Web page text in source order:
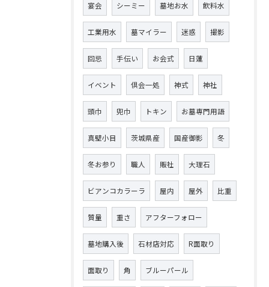
宴会 シーミー 墓地お水 飲料水
工業用水 墓マイラー 迷惑 撮影
回忌 手伝い お会式 日蓮
イベント 倶会一処 神式 神社
頭巾 兜巾 トキン お墓専門用語
真壁小目 茨城県産 国産御影 冬
冬お参り 職人 販社 大理石
ビアンコカラーラ 屋内 屋外 比重
質量 重さ アフターフォロー
墓地購入後 石材店対応 R面取り
面取り 角 ブルーパール